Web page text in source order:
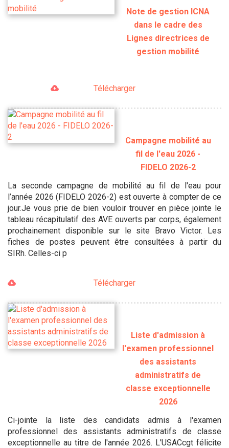
Note de gestion ICNA
dans le cadre des
Lignes directrices de
gestion mobilité
Télécharger
Campagne mobilité au
fil de l'eau 2026 -
FIDELO 2026-2
La seconde campagne de mobilité au fil de l'eau pour
l’année 2026 (FIDELO 2026-2) est ouverte à compter de ce
jour.Je vous prie de bien vouloir trouver en pièce jointe le
tableau récapitulatif des AVE ouverts par corps, également
prochainement disponible sur le site Bravo Victor. Les
fiches de postes peuvent être consultées à partir du
SIRh. Celles-ci p
Télécharger
Liste d'admission à
l'examen professionnel
des assistants
administratifs de
classe exceptionnelle
2026
Ci-jointe la liste des candidats admis à l'examen
professionnel des assistants administratifs de classe
exceptionnelle au titre de l'année 2026. L'USACcgt félicite